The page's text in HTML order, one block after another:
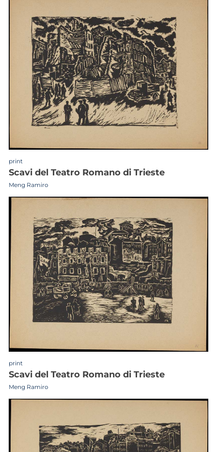
print
scavi del Teatro Romano di Trieste
Meng Ramiro
print
scavi del Teatro Romano di Trieste
Meng Ramiro